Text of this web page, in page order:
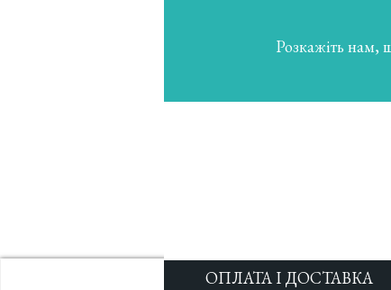
ОПЛАТА І ДОСТАВКА
Розкажіть нам,